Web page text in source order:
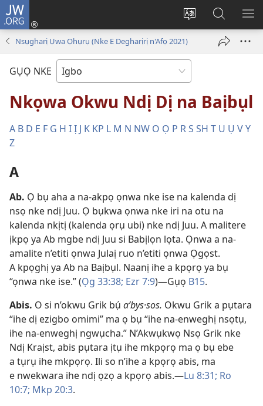
JW.ORG
Gbanwee
Banye
(ga-
ebe
ga-
gụọ
Chọọ
Ihe
na
Nsụgharị Ụwa Ọhụrụ (Nke E Degharịrị n'Afọ 2021)
GỤỌ NKE
Nkọwa Okwu Ndị Dị na Baịbụl
A B D E F G H IỊ J K KP L M N NW O Ọ P RS SH T U Ụ VY
Z
A
Ab. Ọ bụ aha a na-akpọ ọnwa nke ise na kalenda dị
nsọ nke ndị Juu. Ọ bụkwa ọnwa nke iri na otu na
kalenda nkịtị (kalenda ọrụ ubi) nke ndị Juu. A malitere
ịkpọ ya Ab mgbe ndị Juu si Babịlọn lọta. Ọnwa a na-
amalite n’etiti ọnwa Julaị ruo n’etiti ọnwa Ọgọst.
A kpọghị ya Ab na Baịbụl. Naanị ihe a kpọrọ ya bụ
“ọnwa nke ise.” (Ọg 33:38; Ezr 7:9)​—Gụọ B15.
Abis. O si n’okwu Grik bụ́ aʹbys·sos. Okwu Grik a pụtara
“ihe dị ezigbo omimi” ma ọ bụ “ihe na-enweghị nsọtụ,
ihe na-enweghị ngwụcha.” N’Akwụkwọ Nsọ Grik nke
Ndị Kraịst, abis pụtara ịtụ ihe mkpọrọ ma ọ bụ ebe
a tụrụ ihe mkpọrọ. Ili so n’ihe a kpọrọ abis, ma
e nwekwara ihe ndị ọzọ a kpọrọ abis.​—Lu 8:​31; Ro
10:7; Mkp 20:3.